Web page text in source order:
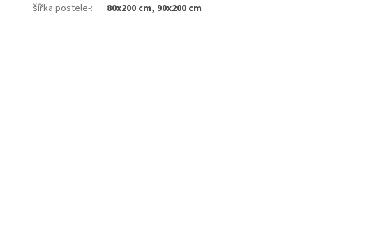
šířka postele-: 80x200 cm, 90x200 cm